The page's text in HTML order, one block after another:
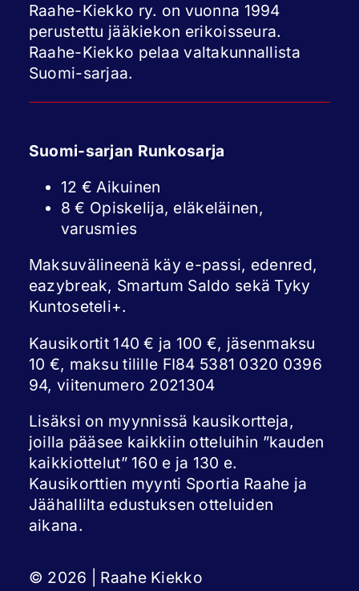
Raahe-Kiekko ry. on vuonna 1994
perustettu jääkiekon erikoisseura.
Raahe-Kiekko pelaa valtakunnallista
Suomi-sarjaa.
Suomi-sarjan Runkosarja
12 € Aikuinen
8 € Opiskelija, eläkeläinen,
varusmies
Maksuvälineenä käy e-passi, edenred,
eazybreak, Smartum Saldo sekä Tyky
Kuntoseteli+.
Kausikortit 140 € ja 100 €, jäsenmaksu
10 €, maksu tilille FI84 5381 0320 0396
94, viitenumero 2021304
Lisäksi on myynnissä kausikortteja,
joilla pääsee kaikkiin otteluihin ”kauden
kaikkiottelut” 160 e ja 130 e.
Kausikorttien myynti Sportia Raahe ja
Jäähallilta edustuksen otteluiden
aikana.
© 2026 | Raahe Kiekko